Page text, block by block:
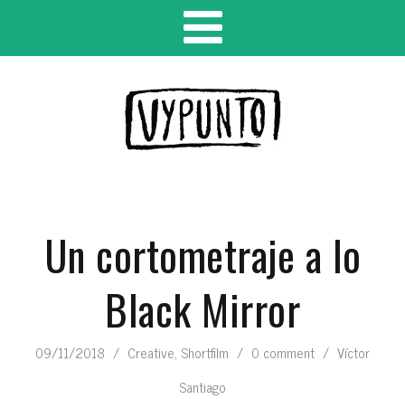
Un cortometraje a lo
Black Mirror
09/11/2018 / Creative, Shortfilm / 0 comment / Víctor
Santiago